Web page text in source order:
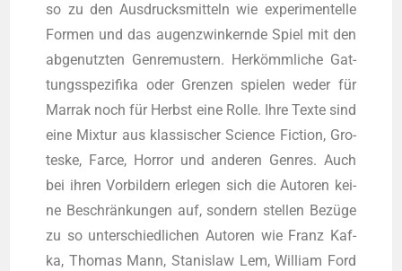
so zu den Aus­drucks­mit­teln wie expe­ri­men­tel­le
For­men und das augen­zwin­kern­de Spiel mit den
abge­nutz­ten Gen­re­mus­tern. Her­kömm­li­che Gat­
tungs­spe­zi­fi­ka oder Gren­zen spie­len weder für
Mar­rak noch für Herbst eine Rol­le. Ihre Tex­te sind
eine Mix­tur aus klas­si­scher Sci­ence Fic­tion, Gro­
tes­ke, Far­ce, Hor­ror und ande­ren Gen­res. Auch
bei ihren Vor­bil­dern erle­gen sich die Autoren kei­
ne Beschrän­kun­gen auf, son­dern stel­len Bezü­ge
zu so unter­schied­li­chen Autoren wie Franz Kaf­
ka, Tho­mas Mann, Sta­nis­law Lem, Wil­liam Ford